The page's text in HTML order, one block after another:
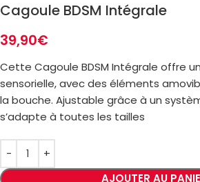
Cagoule BDSM Intégrale
39,90€
Cette Cagoule BDSM Intégrale offre
sensorielle, avec des éléments
la bouche. Ajustable grâce à un
s’adapte à toutes les tailles
AJOUTER AU